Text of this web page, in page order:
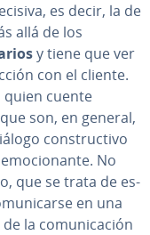
es decir, la de
allá de los
y tiene que ver
con el cliente.
cuente
son, en general,
co­n­s­tru­c­ti­vo
No
que se trata de es­
en una
la co­mu­ni­ca­ción